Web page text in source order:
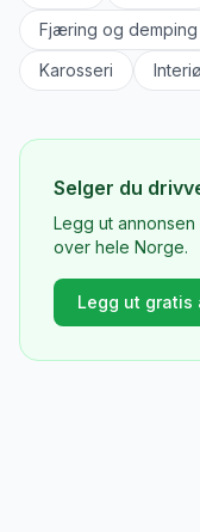
Fjæring og demping
Karosseri
Selger du
Legg ut
over hele Norge.
Legg ut gratis